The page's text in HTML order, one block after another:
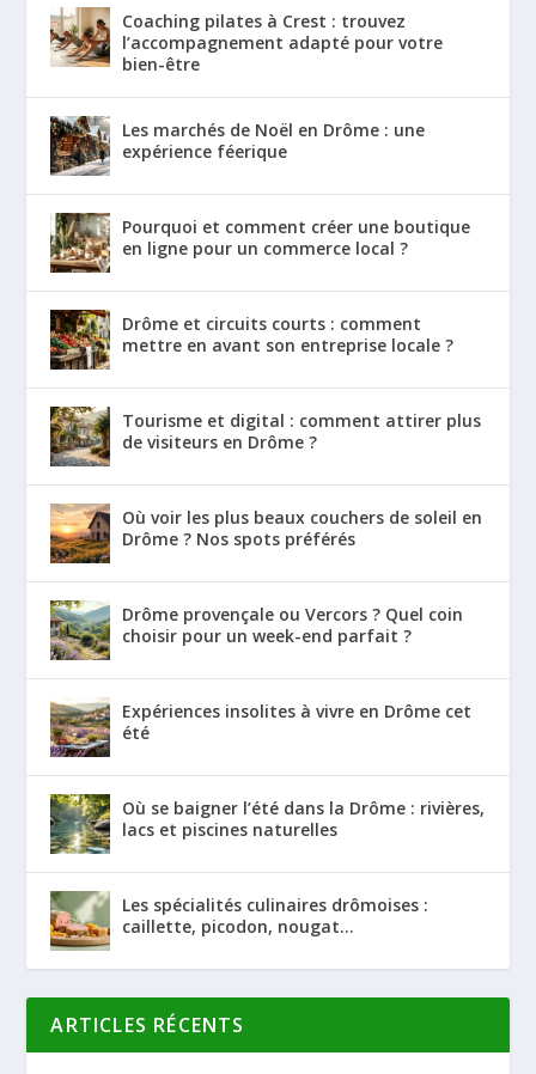
Coaching pilates à Crest : trouvez
l’accompagnement adapté pour votre
bien-être
Les marchés de Noël en Drôme : une
expérience féerique
Pourquoi et comment créer une boutique
en ligne pour un commerce local ?
Drôme et circuits courts : comment
mettre en avant son entreprise locale ?
Tourisme et digital : comment attirer plus
de visiteurs en Drôme ?
Où voir les plus beaux couchers de soleil en
Drôme ? Nos spots préférés
Drôme provençale ou Vercors ? Quel coin
choisir pour un week-end parfait ?
Expériences insolites à vivre en Drôme cet
été
Où se baigner l’été dans la Drôme : rivières,
lacs et piscines naturelles
Les spécialités culinaires drômoises :
caillette, picodon, nougat…
ARTICLES RÉCENTS